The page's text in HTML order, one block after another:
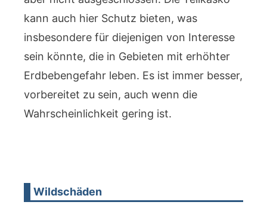
kann auch hier Schutz bieten, was
insbesondere für diejenigen von Interesse
sein könnte, die in Gebieten mit erhöhter
Erdbebengefahr leben. Es ist immer besser,
vorbereitet zu sein, auch wenn die
Wahrscheinlichkeit gering ist.
Wildschäden